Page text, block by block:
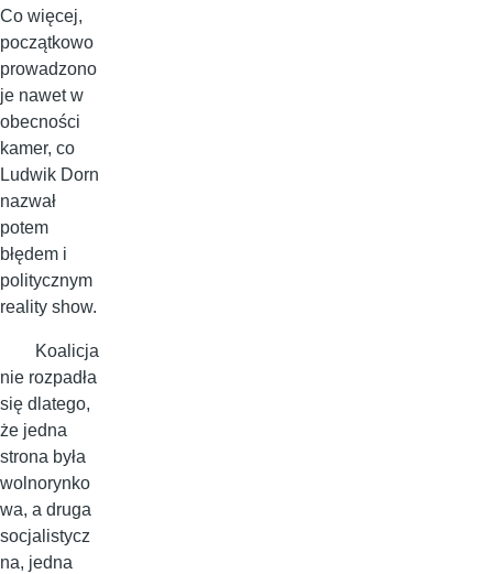
Co więcej,
początkowo
prowadzono
je nawet w
obecności
kamer, co
Ludwik Dorn
nazwał
potem
błędem i
politycznym
reality show.
Koalicja
nie rozpadła
się dlatego,
że jedna
strona była
wolnorynko
wa, a druga
socjalistycz
na, jedna